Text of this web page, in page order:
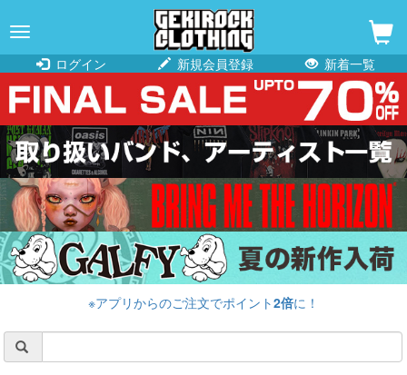
navigation
ログイン
新規会員登録 新着一覧
※アプリからのご注文でポイント2倍に！